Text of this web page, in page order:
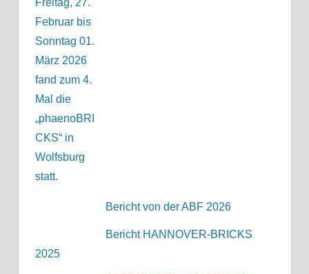
Bericht von der ABF 2026
Bericht HANNOVER-BRICKS
2025